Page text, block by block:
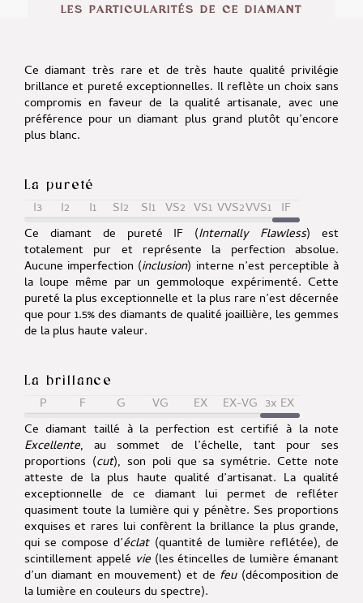
LES PARTICULARITÉS DE CE DIAMANT
Ce diamant très rare et de très haute qualité privilégie
brillance et pureté exceptionnelles. Il reflète un choix sans
compromis en faveur de la qualité artisanale, avec une
préférence pour un diamant plus grand plutôt qu’encore
plus blanc.
La pureté
I3 I2 I1 SI2 SI1 VS2 VS1 VVS2VVS1 IF
Ce diamant de pureté IF (Internally Flawless) est
totalement pur et représente la perfection absolue.
Aucune imperfection (inclusion) interne n’est perceptible à
la loupe même par un gemmoloque expérimenté. Cette
pureté la plus exceptionnelle et la plus rare n’est décernée
que pour 1.5% des diamants de qualité joaillière, les gemmes
de la plus haute valeur.
La brillance
P F G VG EX EX-VG 3x EX
Ce diamant taillé à la perfection est certifié à la note
Excellente, au sommet de l’échelle, tant pour ses
proportions (cut), son poli que sa symétrie. Cette note
atteste de la plus haute qualité d’artisanat. La qualité
exceptionnelle de ce diamant lui permet de refléter
quasiment toute la lumière qui y pénètre. Ses proportions
exquises et rares lui confèrent la brillance la plus grande,
qui se compose d’éclat(quantité de lumière reflétée), de
scintillement appelé vie(les étincelles de lumière émanant
d’un diamant en mouvement) et de feu(décomposition de
la lumière en couleurs du spectre).